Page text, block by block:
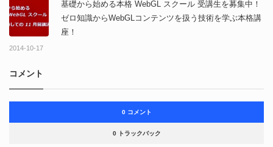
基礎から始める本格 WebGL スクール 受講生を募集中！
ゼロ知識からWebGLコンテンツを扱う技術を学ぶ本格講
座！
2014-10-17
コメント
0 コメント
0 トラックバック